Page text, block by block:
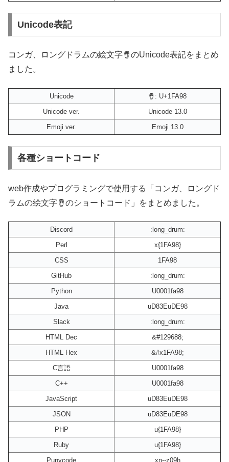
Unicode表記
コンガ、ロングドラムの絵文字🪘のUnicode表記をまとめ
ました。
Unicode
🪘: U+1FA98
Unicode ver.
Unicode 13.0
Emoji ver.
Emoji 13.0
各種ショートコード
web作成やプログラミングで使用する「コンガ、ロングド
ラムの絵文字🪘のショートコード」をまとめました。
Discord
:long_drum:
Perl
x{1FA98}
CSS
1FA98
GitHub
:long_drum:
Python
U0001fa98
Java
uD83EuDE98
Slack
:long_drum:
HTML Dec
&#129688;
HTML Hex
&#x1FA98;
C言語
U0001fa98
C++
U0001fa98
JavaScript
uD83EuDE98
JSON
uD83EuDE98
PHP
u{1FA98}
Ruby
u{1FA98}
Punycode
xn--z09h